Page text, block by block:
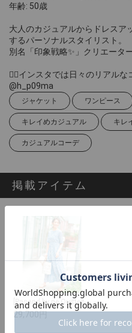
年齢: 50歳
大人のカジュアルからドレスア
するパーソナルスタイリスト。
別名「印象戦略✨」クリエーター
❁⃘インスタでは日々のリアルな
@h_p09ma
ジャケット ワンピース
キレイめカジュアル キレ
カジュアルコーデ
掲載アイテム
[Pasand by ne Quittez pas]コットンボイル スモールフラワー プリントドレス
29,700円